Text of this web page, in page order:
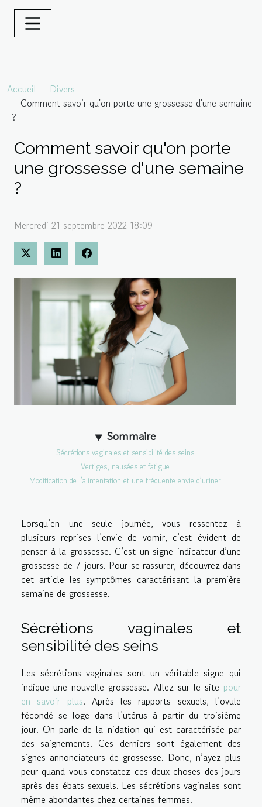
Accueil
Divers
Comment savoir qu'on porte une grossesse d'une semaine
?
Comment savoir qu'on porte
une grossesse d'une semaine
?
Mercredi 21 septembre 2022 18:09
Sommaire
Sécrétions vaginales et sensibilité des seins
Vertiges, nausées et fatigue
Modification de l’alimentation et une fréquente envie d’uriner
Lorsqu’en une seule journée, vous ressentez à
plusieurs reprises l’envie de vomir, c’est évident de
penser à la grossesse. C’est un signe indicateur d’une
grossesse de 7 jours. Pour se rassurer, découvrez dans
cet article les symptômes caractérisant la première
semaine de grossesse.
Sécrétions vaginales et
sensibilité des seins
Les sécrétions vaginales sont un véritable signe qui
indique une nouvelle grossesse. Allez sur le site pour
en savoir plus. Après les rapports sexuels, l’ovule
fécondé se loge dans l’utérus à partir du troisième
jour. On parle de la nidation qui est caractérisée par
des saignements. Ces derniers sont également des
signes annonciateurs de grossesse. Donc, n’ayez plus
peur quand vous constatez ces deux choses des jours
après des ébats sexuels. Les sécrétions vaginales sont
même abondantes chez certaines femmes.